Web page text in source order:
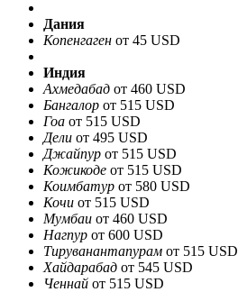
Дания
Копенгаген от 45 USD
Индия
Ахмедабад от 460 USD
Бангалор от 515 USD
Гоа от 515 USD
Дели от 495 USD
Джайпур от 515 USD
Кожикоде от 515 USD
Коимбатур от 580 USD
Кочи от 515 USD
Мумбаи от 460 USD
Нагпур от 600 USD
Тируванантапурам от 515 USD
Хайдарабад от 545 USD
Ченнай от 515 USD